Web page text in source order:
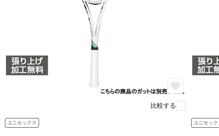
比較する
ユニセックス ユニセック